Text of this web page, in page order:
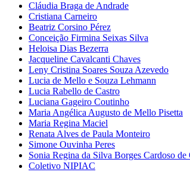
Cláudia Braga de Andrade
Cristiana Carneiro
Beatriz Corsino Pérez
Conceição Firmina Seixas Silva
Heloisa Dias Bezerra
Jacqueline Cavalcanti Chaves
Leny Cristina Soares Souza Azevedo
Lucia de Mello e Souza Lehmann
Lucia Rabello de Castro
Luciana Gageiro Coutinho
Maria Angélica Augusto de Mello Pisetta
Maria Regina Maciel
Renata Alves de Paula Monteiro
Simone Ouvinha Peres
Sonia Regina da Silva Borges Cardoso de
Coletivo NIPIAC